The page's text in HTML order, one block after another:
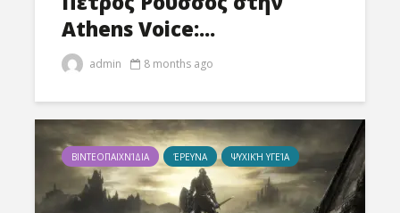
Athens Voice:...
admin 8 months ago
ΒΙΝΤΕΟΠΑΙΧΝΊΔΙΑ ΈΡΕΥΝΑ ΨΥΧΙΚΉ ΥΓΕΊΑ